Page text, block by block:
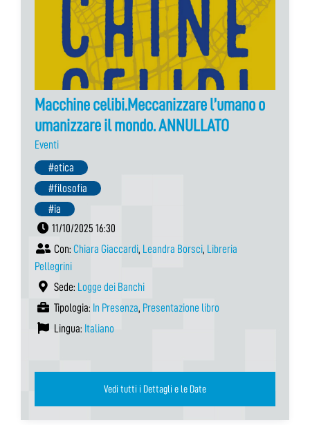
Macchine celibi.Meccanizzare l’umano o
umanizzare il mondo. ANNULLATO
Eventi
#etica
#filosofia
#ia
11/10/2025 16:30
Con: Chiara Giaccardi, Leandra Borsci, Libreria
Pellegrini
Sede: Logge dei Banchi
Tipologia: In Presenza, Presentazione libro
Lingua: Italiano
Vedi tutti i Dettagli e le Date